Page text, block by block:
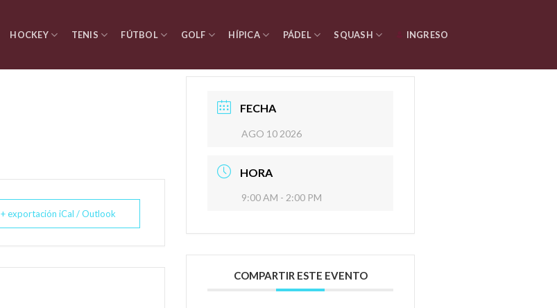
HOCKEY TENIS FÚTBOL GOLF HÍPICA PÁDEL SQUASH INGRESO
+ exportación iCal / Outlook
FECHA
AGO 10 2026
HORA
9:00 AM - 2:00 PM
COMPARTIR ESTE EVENTO